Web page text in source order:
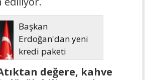
Başkan
Erdoğan'dan yeni
kredi paketi
müjdesi: 6 ay geri
değere, kahve